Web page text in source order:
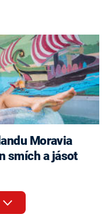
smích a jásot